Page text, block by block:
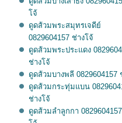
จ้
ดูดส้วมพระสมุทรเจดีย์
0829604157 ช่างโจ้
ดูดส้วมพระประแดง
ช่างโจ้
ดูดส้วมบางพลี 0829604157
ดูดส้วมกระทุ่มแบน
ช่างโจ้
ดูดส้วมลำลูกกา